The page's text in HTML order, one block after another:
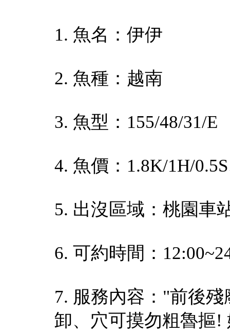
1. 魚名：伊伊
2. 魚種：越南
3. 魚型：155/48/31/E
4. 魚價：1.8K/1H/
5. 出沒區域：桃園車
6. 可約時間：
7. 服務內容："前後
卸、穴可摸勿粗魯摳!